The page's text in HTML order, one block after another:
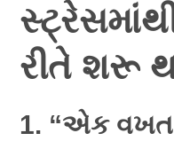
રીતે શરૂ
1. “એક